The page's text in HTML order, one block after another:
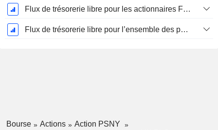
Flux de trésorerie libre pour les actionnaires FCFE, CAGR sur 5 ans
Flux de trésorerie libre pour l’ensemble des pourvoyeurs de fonds (créanciers et actionnaires) FCFF, CAGR sur 5 ans
Bourse Actions
Action PSNY